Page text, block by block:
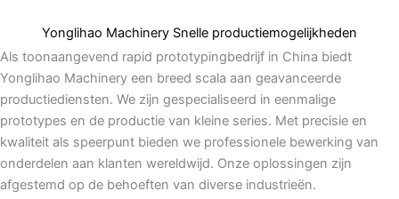
Yonglihao Machinery Snelle productiemogelijkheden
Als toonaangevend rapid prototypingbedrijf in China biedt
Yonglihao Machinery een breed scala aan geavanceerde
productiediensten. We zijn gespecialiseerd in eenmalige
prototypes en de productie van kleine series. Met precisie en
kwaliteit als speerpunt bieden we professionele bewerking van
onderdelen aan klanten wereldwijd. Onze oplossingen zijn
afgestemd op de behoeften van diverse industrieën.